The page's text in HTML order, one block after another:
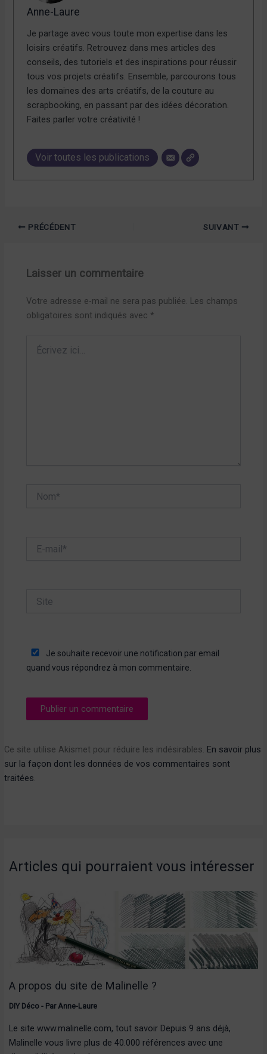
Anne-Laure
Je partage avec vous toute mon expertise dans les
loisirs créatifs. Retrouvez dans mes articles des
conseils, des tutoriels et des inspirations pour réussir
tous vos projets créatifs. Ensemble, parcourons tous
les domaines des arts créatifs, de la couture au
scrapbooking, en passant par des idées décoration.
Faites parler votre créativité !
Voir toutes les publications
PRÉCÉDENT SUIVANT
Laisser un commentaire
Votre adresse e-mail ne sera pas publiée. Les champs
obligatoires sont indiqués avec *
ici…
mail*
Je souhaite recevoir une notification par email
quand vous répondrez à mon commentaire.
Ce site utilise Akismet pour réduire les indésirables. En savoir plus
sur la façon dont les données de vos commentaires sont
traitées.
Articles qui pourraient vous intéresser
A propos du site de Malinelle ?
DIY Déco- ParAnne-Laure
Le site www.malinelle.com, tout savoir Depuis 9 ans déjà,
Malinelle vous livre plus de 40.000 références avec une